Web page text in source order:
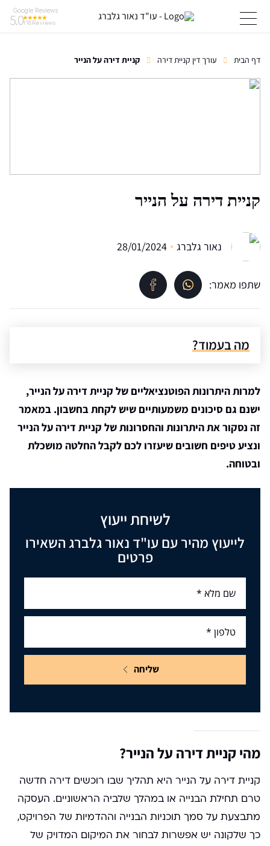
Google Reviews
5.0118Reviews
דף הבית עורך דין קניית דירה קניית דירה על הנייר
קניית דירה על הנייר
נאור גלברג 28/01/2024
שתפו מאמר:
מה בעמוד?
למרות היתרונות הפוטנציאליים של קניית דירה על הנייר,
ישנם גם סיכונים משמעותיים שיש לקחת בחשבון. במאמר
זה נסקור את היתרונות והחסרונות של קניית דירה על הנייר
ונציע טיפים חשובים שיעזרו לכם לקבל החלטה מושכלת
ובטוחה.
לשיחת ייעוץ
לייעוץ מהיר עם עו"ד נאור גלברג השאירו
פרטים
שליחה
מהי קניית דירה על הנייר?
קניית דירה על הנייר היא תהליך שבו רוכשים דירה חדשה
טרם תחילת הבנייה או במהלך שלביה הראשוניים. העסקה
מתבצעת על סמך תוכניות הבנייה וההדמיות של הפרויקט,
כך שלקונה יש אפשרות לבחור את המיקום המדויק של